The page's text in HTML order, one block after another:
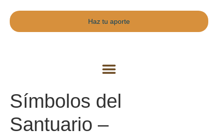
Haz tu aporte
Símbolos del
Santuario –